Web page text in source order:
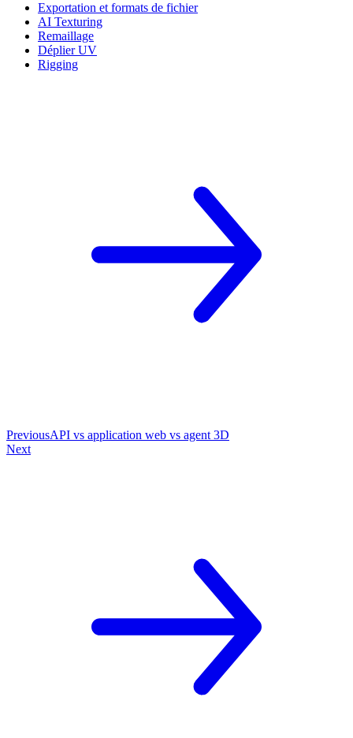
Exportation et formats de fichier
AI Texturing
Remaillage
Déplier UV
Rigging
PreviousAPI vs application web vs agent 3D
Next